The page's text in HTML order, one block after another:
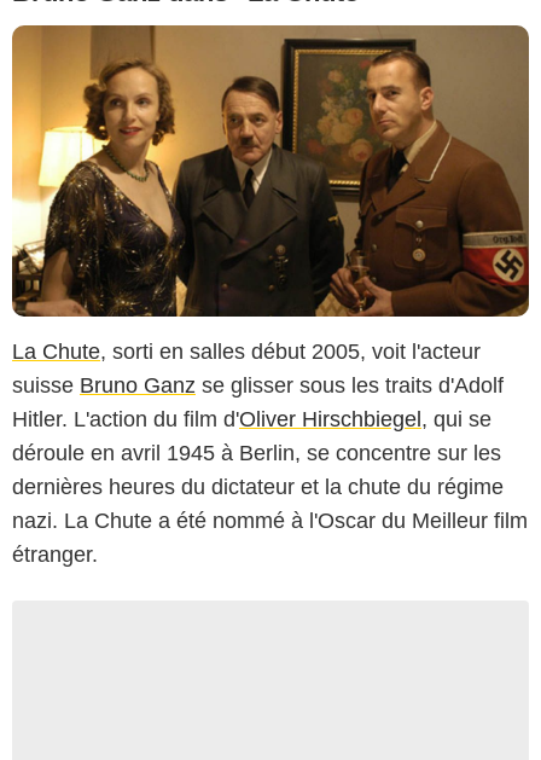
La Chute, sorti en salles début 2005, voit l'acteur
suisse Bruno Ganz se glisser sous les traits d'Adolf
Hitler. L'action du film d'Oliver Hirschbiegel , qui se
déroule en avril 1945 à Berlin, se concentre sur les
dernières heures du dictateur et la chute du régime
nazi. La Chute a été nommé à l'Oscar du Meilleur film
étranger.